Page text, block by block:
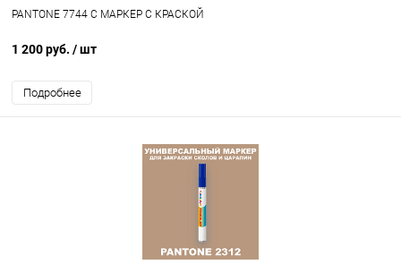
PANTONE 7744 C МАРКЕР С КРАСКОЙ
1 200 руб. / шт
Подробнее